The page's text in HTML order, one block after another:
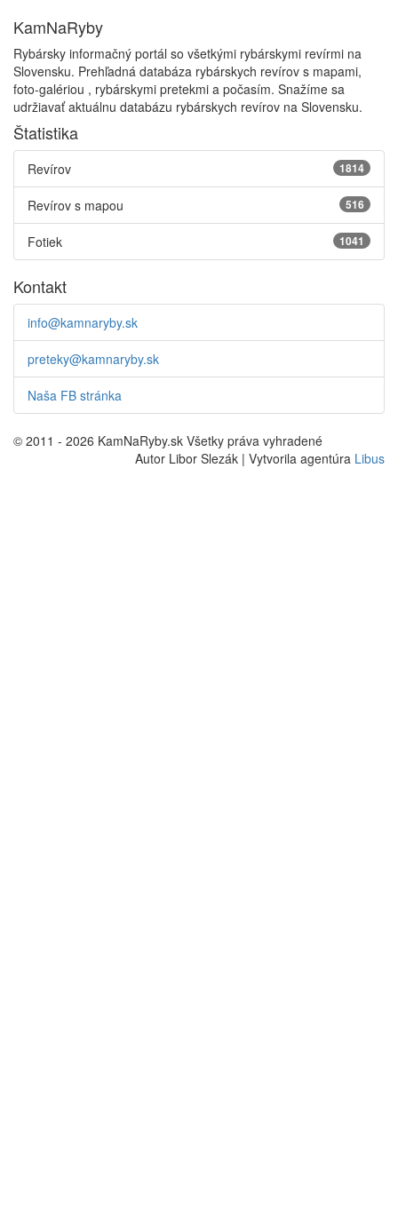
KamNaRyby
Rybársky informačný portál so všetkými rybárskymi revírmi na
Slovensku. Prehľadná databáza rybárskych revírov s mapami,
foto-galériou , rybárskymi pretekmi a počasím. Snažíme sa
udržiavať aktuálnu databázu rybárskych revírov na Slovensku.
Štatistika
1814
Revírov
516
Revírov s mapou
1041
Fotiek
Kontakt
info@kamnaryby.sk
preteky@kamnaryby.sk
Naša FB stránka
© 2011 - 2026 KamNaRyby.sk Všetky práva vyhradené
Autor Libor Slezák | Vytvorila agentúra Libus